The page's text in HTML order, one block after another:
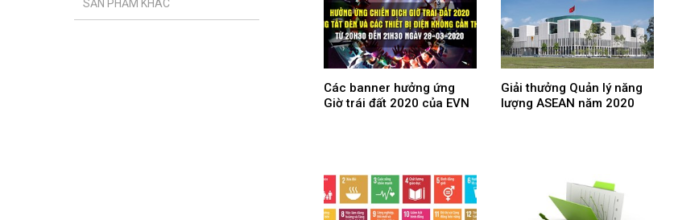
SẢN PHẨM KHÁC
Các banner hưởng ứng
Giờ trái đất 2020 của EVN
Giải thưởng Quản lý năng
lượng ASEAN năm 2020